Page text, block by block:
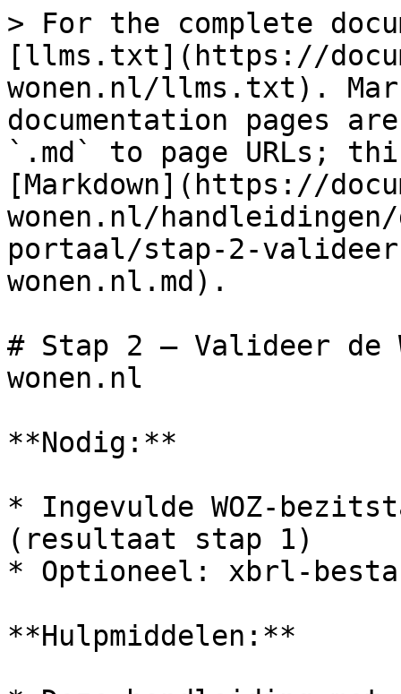
> For the complete
[llms.txt](https://
wonen.nl/llms.txt).
documentation pages
`.md` to page URLs;
[Markdown](https://
wonen.nl/
portaal/stap-2-
wonen.nl.md).
# Stap 2 – Valideer de
wonen.nl
**Nodig:**
* Ingevulde WOZ-
(resultaat stap 1)
* Optioneel: xbrl-
**Hulpmiddelen:**